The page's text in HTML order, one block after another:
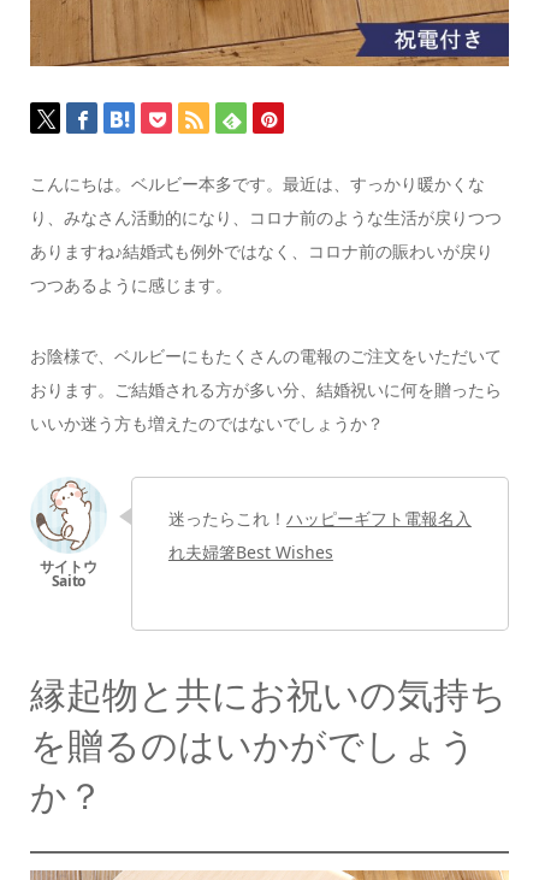
こんにちは。ベルビー本多です。 最近は、すっかり暖かくな
り、みなさん活動的になり、
コロナ前のような生活が戻りつつ
ありますね♪結婚式も例外ではなく、
コロナ前の賑わいが戻り
つつあるように感じます。
お陰様で、ベルビーにもたくさんの電報のご注文をいただいて
おります。
ご結婚される方が多い分、結婚祝いに何を贈ったら
いいか迷う方も増えたのではないでしょうか？
迷ったらこれ！ ハッピーギフト電報名入
れ夫婦箸Best Wishes
縁起物と共にお祝いの気持ち
を贈るのはいかがでしょう
か？